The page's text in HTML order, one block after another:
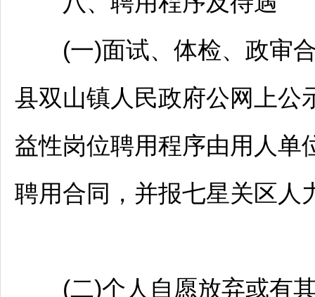
(一)面试、体检、政审合
县双山镇人民政府公网上公
益性岗位聘用程序由用人单
聘用合同，并报七星关区
(二)个人自愿放弃或有其